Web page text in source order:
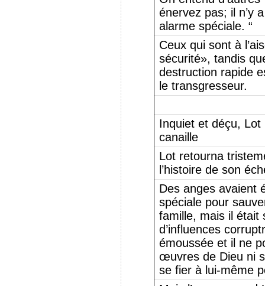
énervez pas; il n’y
alarme spéciale. “
Ceux qui sont à
sécurité», tandis
destruction rapide
le transgresseur.
Inquiet et déçu,
canaille
Lot retourna
l’histoire de son
Des anges avaient
spéciale pour
famille, mais il était
d’influences
émoussée et il ne
œuvres de Dieu ni
se fier à lui-même